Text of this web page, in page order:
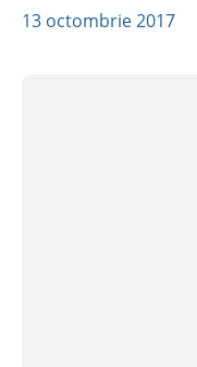
13 octombrie 2017